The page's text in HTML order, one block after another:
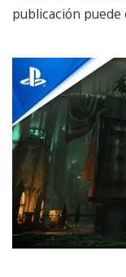
publicación puede